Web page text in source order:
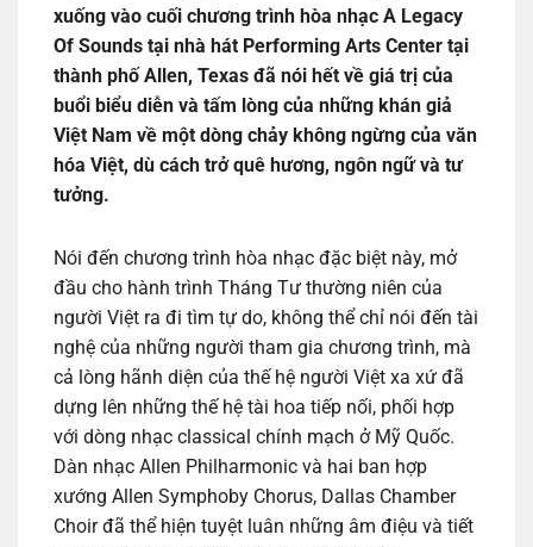
xuống vào cuối chương trình hòa nhạc A Legacy
Of Sounds tại nhà hát Performing Arts Center tại
thành phố Allen, Texas đã nói hết về giá trị của
buổi biểu diễn và tấm lòng của những khán giả
Việt Nam về một dòng chảy không ngừng của văn
hóa Việt, dù cách trở quê hương, ngôn ngữ và tư
tưởng.
Nói đến chương trình hòa nhạc đặc biệt này, mở
đầu cho hành trình Tháng Tư thường niên của
người Việt ra đi tìm tự do, không thể chỉ nói đến tài
nghệ của những người tham gia chương trình, mà
cả lòng hãnh diện của thế hệ người Việt xa xứ đã
dựng lên những thế hệ tài hoa tiếp nối, phối hợp
với dòng nhạc classical chính mạch ở Mỹ Quốc.
Dàn nhạc Allen Philharmonic và hai ban hợp
xướng Allen Symphoby Chorus, Dallas Chamber
Choir đã thể hiện tuyệt luân những âm điệu và tiết